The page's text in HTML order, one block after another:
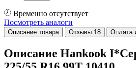
Временно отсутствует
Посмотреть аналоги
Описание товара Отзывы 18 Оплата
Описание Hankook